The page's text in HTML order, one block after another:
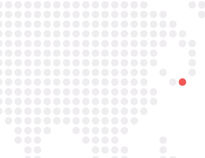
Telefoon/Whatsapp